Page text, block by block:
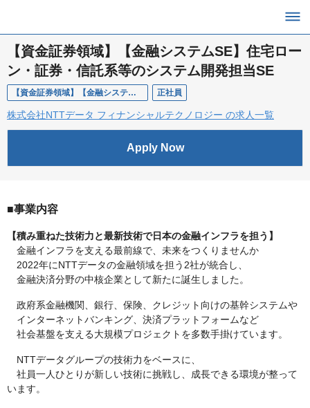
【資金証券領域】【金融システムSE】住宅ロー
ン・証券・信託系等のシステム開発担当SE
【資金証券領域】【金融システムSE】住宅ローン・証券・信託系等のシステム開発担当SE 正社員
株式会社NTTデータ フィナンシャルテクノロジー の求人一覧
Apply Now
■事業内容
【積み重ねた技術力と最新技術で日本の金融インフラを担う】
金融インフラを支える最前線で、未来をつくりませんか
2022年にNTTデータの金融領域を担う2社が統合し、
金融決済分野の中核企業として新たに誕生しました。
政府系金融機関、銀行、保険、クレジット向けの基幹システムや
インターネットバンキング、決済プラットフォームなど
社会基盤を支える大規模プロジェクトを多数手掛けています。
NTTデータグループの技術力をベースに、
社員一人ひとりが新しい技術に挑戦し、成長できる環境が整って
います。